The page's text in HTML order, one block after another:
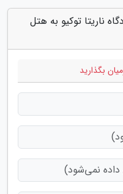
ناریتا توکیو به هتل
بگذارید